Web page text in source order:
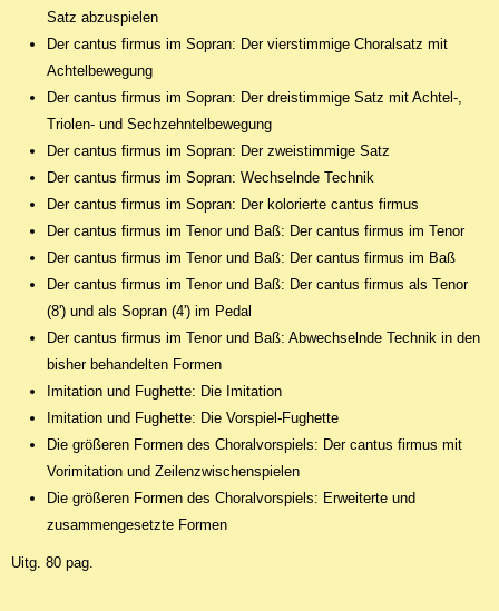
Satz abzuspielen
Der cantus firmus im Sopran: Der vierstimmige Choralsatz mit
Achtelbewegung
Der cantus firmus im Sopran: Der dreistimmige Satz mit Achtel-,
Triolen- und Sechzehntelbewegung
Der cantus firmus im Sopran: Der zweistimmige Satz
Der cantus firmus im Sopran: Wechselnde Technik
Der cantus firmus im Sopran: Der kolorierte cantus firmus
Der cantus firmus im Tenor und Baß: Der cantus firmus im Tenor
Der cantus firmus im Tenor und Baß: Der cantus firmus im Baß
Der cantus firmus im Tenor und Baß: Der cantus firmus als Tenor
(8') und als Sopran (4') im Pedal
Der cantus firmus im Tenor und Baß: Abwechselnde Technik in den
bisher behandelten Formen
Imitation und Fughette: Die Imitation
Imitation und Fughette: Die Vorspiel-Fughette
Die größeren Formen des Choralvorspiels: Der cantus firmus mit
Vorimitation und Zeilenzwischenspielen
Die größeren Formen des Choralvorspiels: Erweiterte und
zusammengesetzte Formen
Uitg. 80 pag.